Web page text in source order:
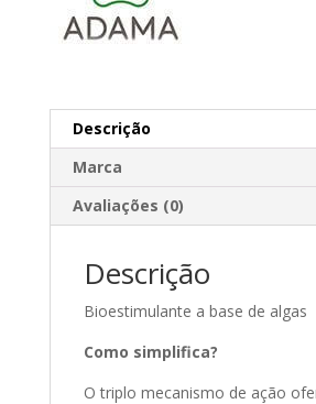
Descrição
Marca
Avaliações (0)
Descrição
Bioestimulante a base de algas
Como simplifica?
O triplo mecanismo de ação